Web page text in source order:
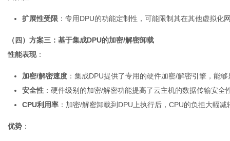
扩展性受限 ：专用DPU的功能定制性，可能限制其在其他虚拟化
（四）方案三：基于集成DPU的加密/解密卸载
性能表现：
加密/解密速度 ：集成DPU提供了专用的硬件加密/解密引擎，能
安全性 ：硬件级别的加密/解密功能提高了云主机的数据传输安全
CPU利用率 ：加密/解密卸载到DPU上执行后，CPU的负担大幅
优势 ：